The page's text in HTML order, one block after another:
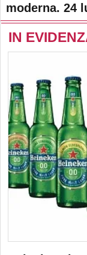
moderna. 24
IN